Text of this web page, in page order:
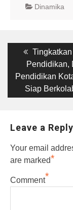
Dinamika
Post
navigation
Previous
post:
Pendidikan,
Pendidikan
Siap
Leave a Reply
Your email
are marked*
Comment*